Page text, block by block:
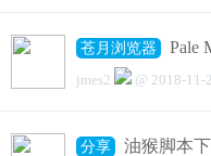
苍月浏览器 Pale
jmes2 @ 2018-11-
分享 油猴脚本